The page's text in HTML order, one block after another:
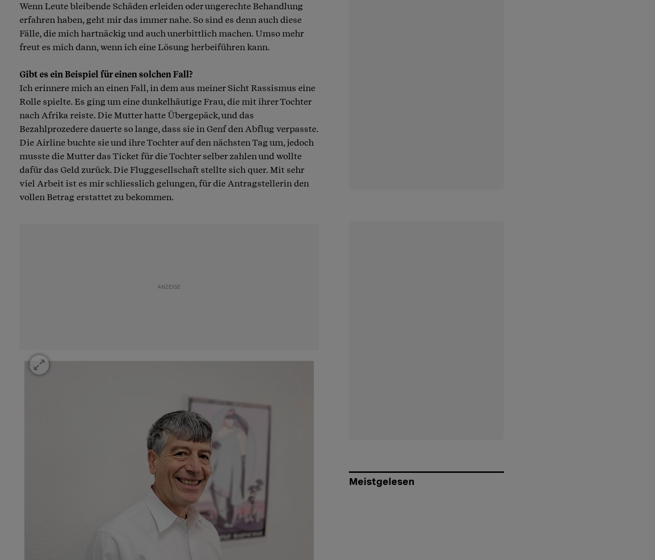
Wenn Leute bleibende Schäden erleiden oder ungerechte Behandlung
erfahren haben, geht mir das immer nahe. So sind es denn auch diese
Fälle, die mich hartnäckig und auch unerbittlich machen. Umso mehr
freut es mich dann, wenn ich eine Lösung herbeiführen kann.
Gibt es ein Beispiel für einen solchen Fall?
Ich erinnere mich an einen Fall, in dem aus meiner Sicht Rassismus eine
Rolle spielte. Es ging um eine dunkelhäutige Frau, die mit ihrer Tochter
nach Afrika reiste. Die Mutter hatte Übergepäck, und das
Bezahlprozedere dauerte so lange, dass sie in Genf den Abflug verpasste.
Die Airline buchte sie und ihre Tochter auf den nächsten Tag um, jedoch
musste die Mutter das Ticket für die Tochter selber zahlen und wollte
dafür das Geld zurück. Die Fluggesellschaft stellte sich quer. Mit sehr
viel Arbeit ist es mir schliesslich gelungen, für die Antragstellerin den
vollen Betrag erstattet zu bekommen.
Meistgelesen